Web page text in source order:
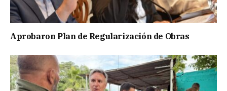
Aprobaron Plan de Regularización de Obras